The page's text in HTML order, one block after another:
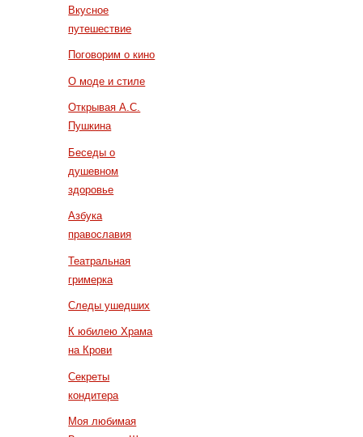
Вкусное
путешествие
Поговорим о кино
О моде и стиле
Открывая А.С.
Пушкина
Беседы о
душевном
здоровье
Азбука
православия
Театральная
гримерка
Следы ушедших
К юбилею Храма
на Крови
Секреты
кондитера
Моя любимая